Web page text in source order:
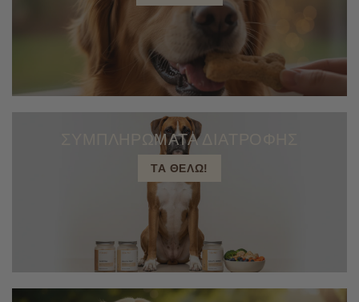
ΣΥΜΠΛΗΡΩΜΑΤΑ ΔΙΑΤΡΟΦΗΣ
ΤΑ ΘΕΛΩ!